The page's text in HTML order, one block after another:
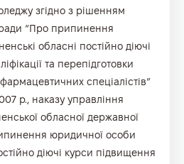
згідно з рішенням
ради “Про припинення
обласні постійно діючі
та перепідготовки
спеціалістів”
р., наказу управління
обласної державної
юридичної особи
діючі курси підвищення